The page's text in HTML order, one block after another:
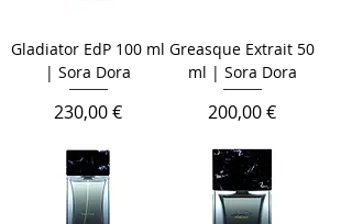
Gladiator EdP 100 ml
| Sora Dora
Preis
230,00 €
Greasque Extrait 50
ml | Sora Dora
Preis
200,00 €